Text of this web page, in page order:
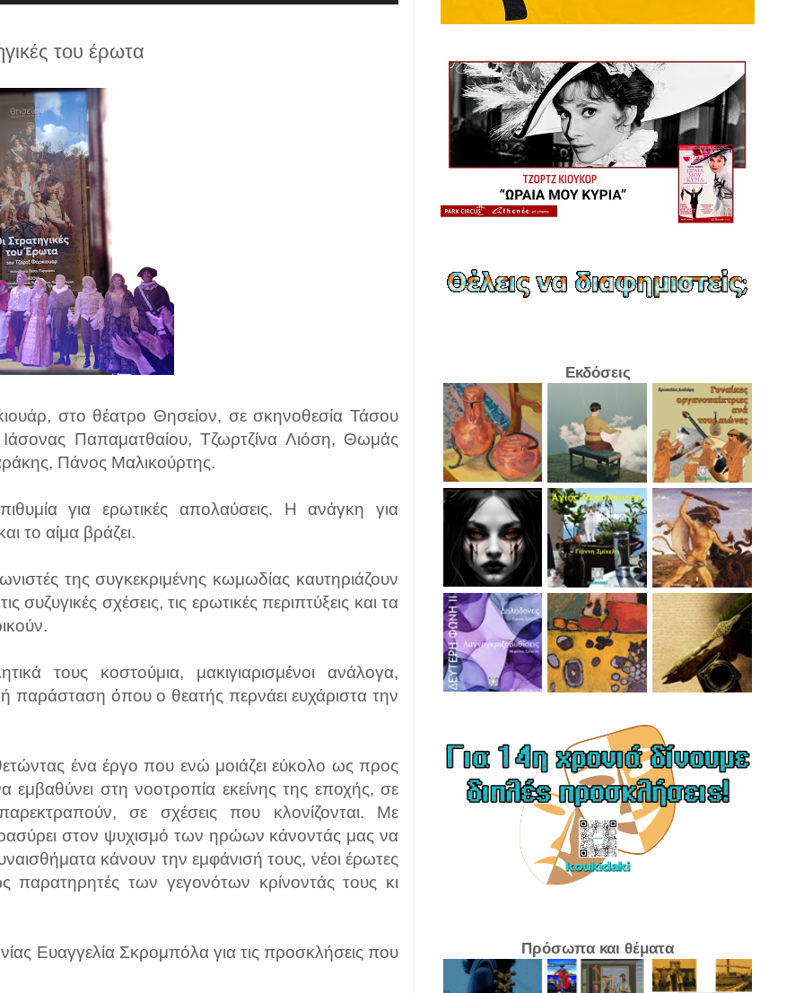
του έρωτα
στο θέατρο Θησείον, σε σκηνοθεσία Τάσου
Παπαματθαίου, Τζωρτζίνα Λιόση, Θωμάς
Πάνος Μαλικούρτης.
για ερωτικές απολαύσεις. Η ανάγκη για
το αίμα βράζει.
της συγκεκριμένης κωμωδίας καυτηριάζουν
σχέσεις, τις ερωτικές περιπτύξεις και τα
τους κοστούμια, μακιγιαρισμένοι ανάλογα,
παράσταση όπου ο θεατής περνάει ευχάριστα την
ένα έργο που ενώ μοιάζει εύκολο ως προς
στη νοοτροπία εκείνης της εποχής, σε
σε σχέσεις που κλονίζονται. Με
στον ψυχισμό των ηρώων κάνοντάς μας να
κάνουν την εμφάνισή τους, νέοι έρωτες
παρατηρητές των γεγονότων κρίνοντάς τους κι
Ευαγγελία Σκρομπόλα για τις προσκλήσεις που
Εκδόσεις
Πρόσωπα και θέματα